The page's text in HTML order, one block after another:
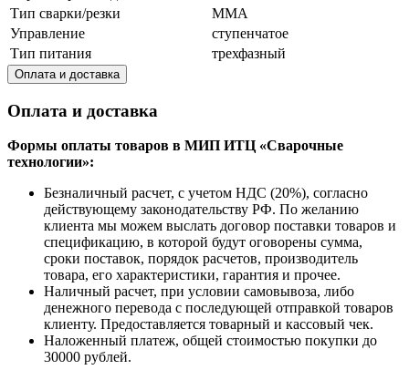
Тип сварки/резки
MMA
Управление
ступенчатое
Тип питания
трехфазный
Оплата и доставка
Оплата и доставка
Формы оплаты товаров в МИП ИТЦ «Сварочные
технологии»:
Безналичный расчет, с учетом НДС (20%), согласно
действующему законодательству РФ. По желанию
клиента мы можем выслать договор поставки товаров и
спецификацию, в которой будут оговорены сумма,
сроки поставок, порядок расчетов, производитель
товара, его характеристики, гарантия и прочее.
Наличный расчет, при условии самовывоза, либо
денежного перевода с последующей отправкой товаров
клиенту. Предоставляется товарный и кассовый чек.
Наложенный платеж, общей стоимостью покупки до
30000 рублей.